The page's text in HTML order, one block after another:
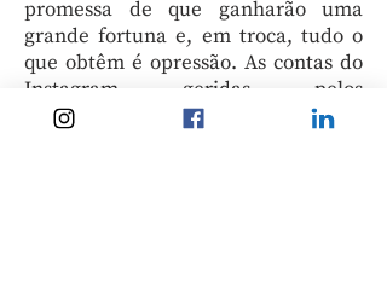
promessa de que ganharão uma
grande fortuna e, em troca, tudo o
que obtêm é opressão. As contas do
Instagram geridas pelos
descendentes dos 'coolies' mostram-